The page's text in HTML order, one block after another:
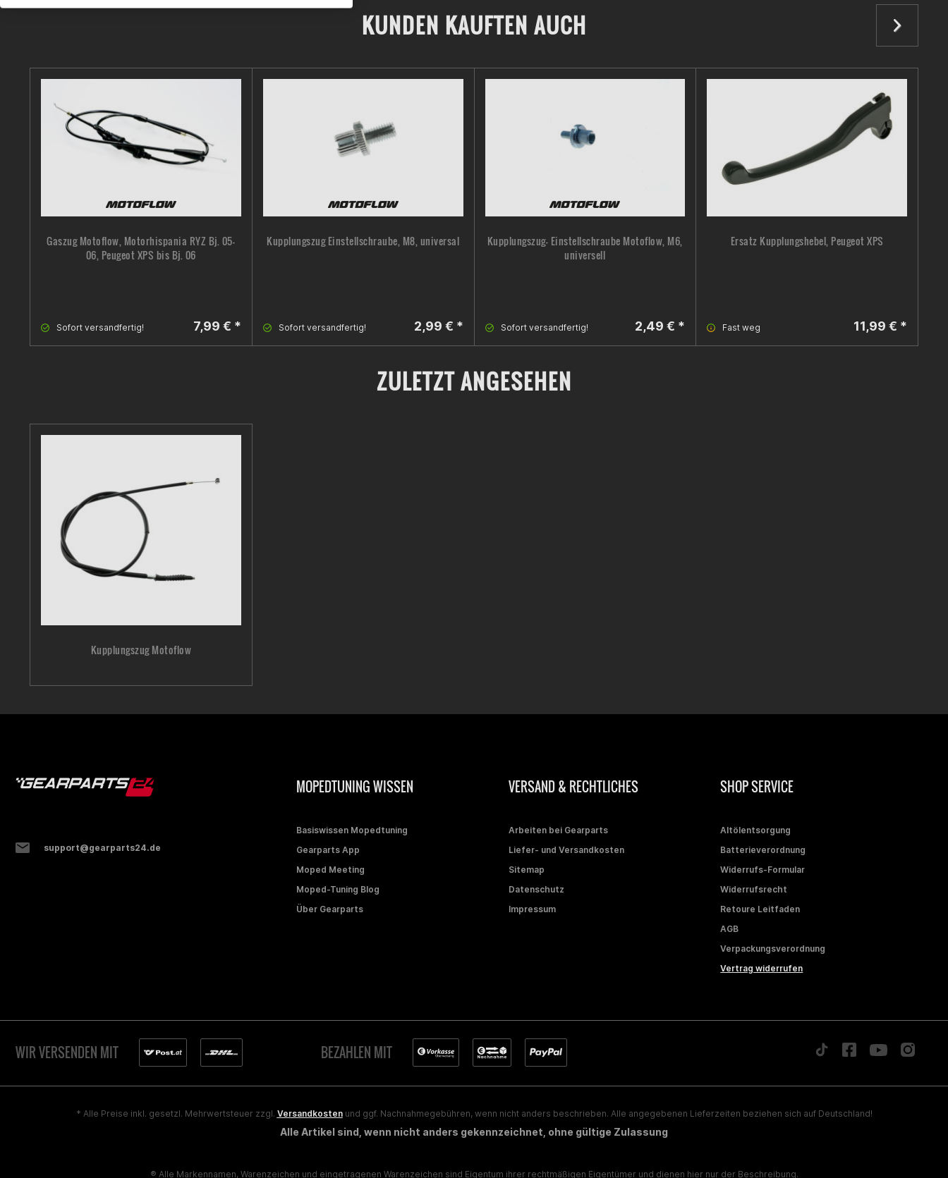
KUNDEN KAUFTEN AUCH
Gaszug Motoflow, Motorhispania RYZ Bj. 05-
06, Peugeot XPS bis Bj. 06
Sofort versandfertig! 7,99 € *
Kupplungszug Einstellschraube, M8, universal
Sofort versandfertig! 2,99 € *
Kupplungszug- Einstellschraube Motoflow, M6,
universell
Sofort versandfertig! 2,49 € *
Ersatz Kupplungshebel, Peugeot XPS
Fast weg 11,99 € *
ZULETZT ANGESEHEN
Kupplungszug Motoflow
support@gearparts24.de
MOPEDTUNING WISSEN
Basiswissen Mopedtuning
Gearparts App
Moped Meeting
Moped-Tuning Blog
Über Gearparts
VERSAND & RECHTLICHES
Arbeiten bei Gearparts
Liefer- und Versandkosten
Sitemap
Datenschutz
Impressum
SHOP SERVICE
Altölentsorgung
Batterieverordnung
Widerrufs-Formular
Widerrufsrecht
Retoure Leitfaden
AGB
Verpackungsverordnung
Vertrag widerrufen
WIR VERSENDEN MIT BEZAHLEN MIT
* Alle Preise inkl. gesetzl. Mehrwertsteuer zzgl. Versandkostenund ggf. Nachnahmegebühren, wenn nicht anders beschrieben. Alle angegebenen Lieferzeiten beziehen sich auf Deutschland!
Alle Artikel sind, wenn nicht anders gekennzeichnet, ohne gültige Zulassung
® Alle Markennamen, Warenzeichen und eingetragenen Warenzeichen sind Eigentum ihrer rechtmäßigen Eigentümer und dienen hier nur der Beschreibung.